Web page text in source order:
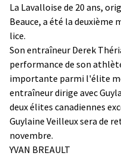
La Lavalloise de 20 ans,
Beauce, a été la deuxième
lice.
Son entraîneur Derek
performance de son
importante parmi l'élite
entraîneur dirige avec
deux élites canadiennes
Guylaine Veilleux sera de
novembre.
YVAN BREAULT